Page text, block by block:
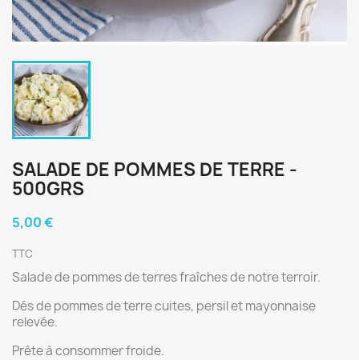
SALADE DE POMMES DE TERRE -
500GRS
5,00 €
TTC
Salade de pommes de terres fraîches de notre terroir.
Dés de pommes de terre cuites, persil et mayonnaise
relevée.
Prête à consommer froide.